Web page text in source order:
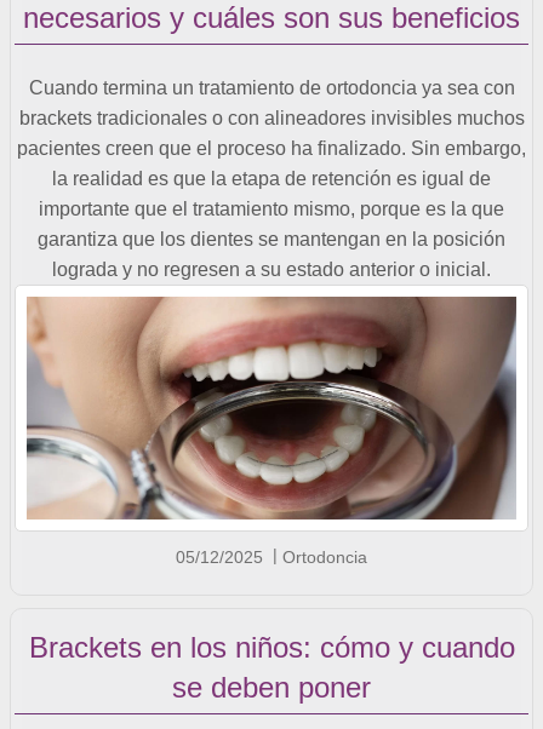
necesarios y cuáles son sus beneficios
Cuando termina un tratamiento de ortodoncia ya sea con
brackets tradicionales o con alineadores invisibles muchos
pacientes creen que el proceso ha finalizado. Sin embargo,
la realidad es que la etapa de retención es igual de
importante que el tratamiento mismo, porque es la que
garantiza que los dientes se mantengan en la posición
lograda y no regresen a su estado anterior o inicial.
05/12/2025 Ortodoncia
Brackets en los niños: cómo y cuando
se deben poner